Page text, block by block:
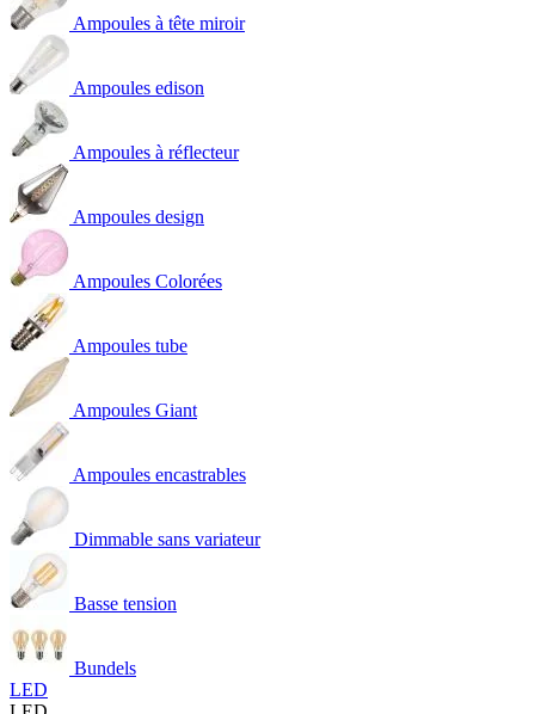
Ampoules à tête miroir
Ampoules edison
Ampoules à réflecteur
Ampoules design
Ampoules Colorées
Ampoules tube
Ampoules Giant
Ampoules encastrables
Dimmable sans variateur
Basse tension
Bundels
LED